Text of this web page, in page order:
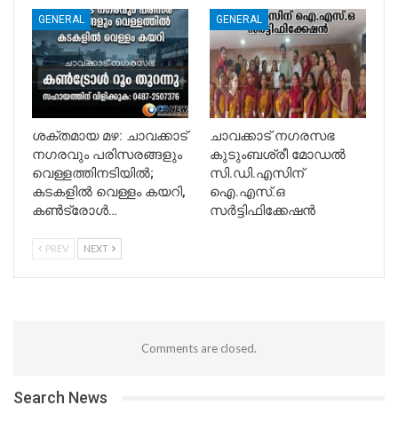
GENERAL
ശക്തമായ മഴ: ചാവക്കാട്
നഗരവും പരിസരങ്ങളും
വെള്ളത്തിനടിയിൽ;
കടകളിൽ വെള്ളം കയറി,
കൺട്രോൾ…
GENERAL
ചാവക്കാട് നഗരസഭ
കുടുംബശ്രീ മോഡൽ
സി.ഡി.എസിന്
ഐ.എസ്.ഒ
സർട്ടിഫിക്കേഷൻ
PREV NEXT
Comments are closed.
Search News